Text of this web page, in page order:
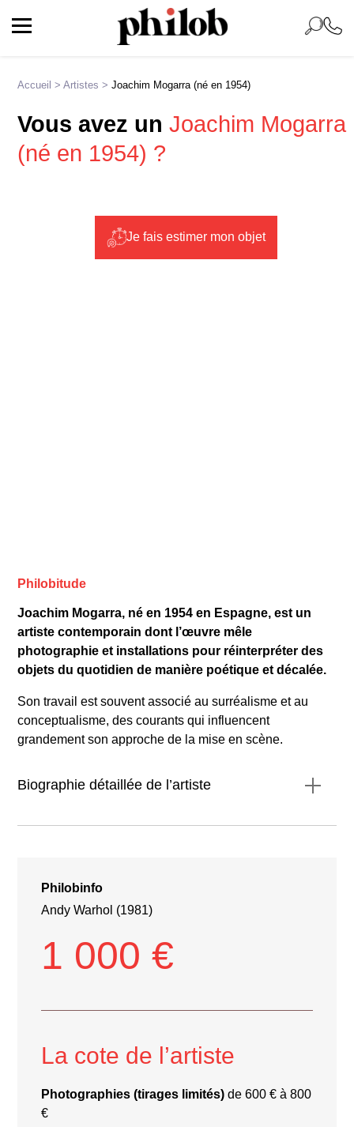
Accueil >Artistes >Joachim Mogarra (né en 1954)
Vous avez unJoachim Mogarra
(né en 1954) ?
Je fais estimer mon objet
Philobitude
Joachim Mogarra, né en 1954 en Espagne, est un
artiste contemporain dont l’œuvre mêle
photographie et installations pour réinterpréter des
objets du quotidien de manière poétique et décalée.
Son travail est souvent associé au surréalisme et au
conceptualisme, des courants qui influencent
grandement son approche de la mise en scène.
Biographie détaillée de l’artiste
Philobinfo
Andy Warhol (1981)
1 000 €
La cote de l’artiste
Photographies (tirages limités) de 600 € à 800
€